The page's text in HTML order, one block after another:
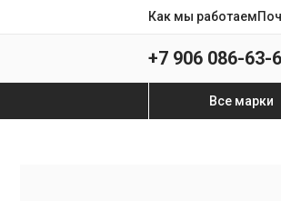
Как мы работаем
+7 906 086-63-
Все марки